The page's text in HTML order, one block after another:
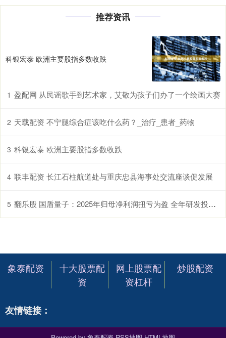
推荐资讯
科银宏泰 欧洲主要股指多数收跌
1 盈配网 从民谣歌手到艺术家，艾敬为孩子们办了一个绘画大赛
2 天载配资 不宁腿综合症该吃什么药？_治疗_患者_药物
3 科银宏泰 欧洲主要股指多数收跌
4 联丰配资 长江石柱航道处与重庆忠县海事处交流座谈促发展
5 翻乐股 国盾量子：2025年归母净利润扭亏为盈 全年研发投入超亿元
象泰配资
十大股票配
资
网上股票配
资杠杆
炒股配资
友情链接：